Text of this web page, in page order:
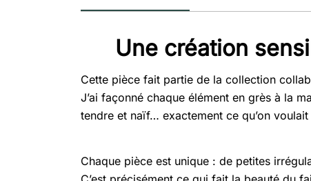
Une création
Cette pièce fait partie de la collection
J’ai façonné chaque élément en grès à la
tendre et naïf… exactement ce qu’on
Chaque pièce est unique : de petites